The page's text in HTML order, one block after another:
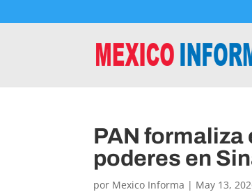
PAN formaliza
poderes en
por Mexico Informa | May 13,